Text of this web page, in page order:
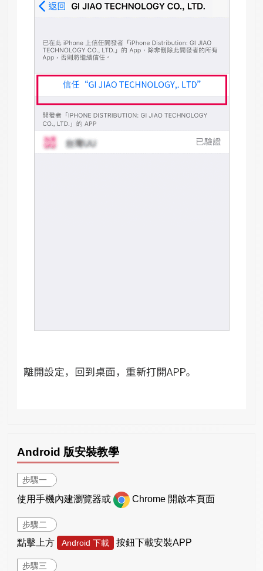
Android 版安裝教學
步驟一
使用手機內建瀏覽器或 Chrome 開啟本頁面
步驟二
點擊上方 Android 下載 按鈕下載安裝APP
步驟三